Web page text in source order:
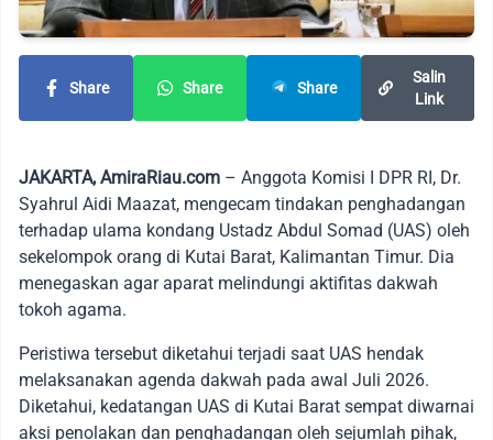
Share Share Share
Salin
Link
JAKARTA, AmiraRiau.com – Anggota Komisi I DPR RI, Dr.
Syahrul Aidi Maazat, mengecam tindakan penghadangan
terhadap ulama kondang Ustadz Abdul Somad (UAS) oleh
sekelompok orang di Kutai Barat, Kalimantan Timur. Dia
menegaskan agar aparat melindungi aktifitas dakwah
tokoh agama.
Peristiwa tersebut diketahui terjadi saat UAS hendak
melaksanakan agenda dakwah pada awal Juli 2026.
Diketahui, kedatangan UAS di Kutai Barat sempat diwarnai
aksi penolakan dan penghadangan oleh sejumlah pihak,